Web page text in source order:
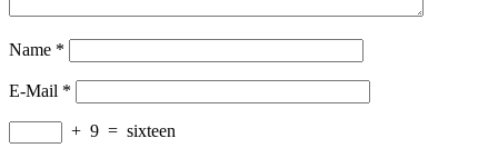
Name *
E-Mail *
+ 9 = sixteen